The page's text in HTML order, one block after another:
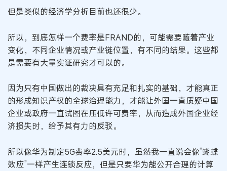
但是类似的经济学分析目前也还很少。
所以，到底怎样一个费率是FRAND的，可能需要随着产业
变化，不同企业情况或产业链位置，有不同的结果。这些都
是需要有大量实证研究才可以的。
因为只有中国做出的裁决具有充足和扎实的基础，才能真正
的形成知识产权的全球治理能力，才能让外国一直质疑中国
企业或政府一直试图在压低许可费率，从而造成外国企业经
济损失时，给予其有力的反驳。
所以像华为制定5G费率2.5美元时，虽然我一直说会像“蝴蝶
效应”一样产生连锁反应，但是只要华为能公开合理的计算